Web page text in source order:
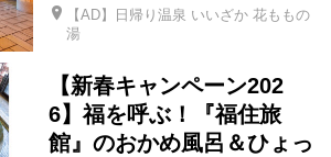
アウトドア 温泉
公園 体験
【AD】日帰り温泉 いいざか 花ももの
湯
【新春キャンペーン202
6】福を呼ぶ！『福住旅
館』のおかめ風呂＆ひょっ